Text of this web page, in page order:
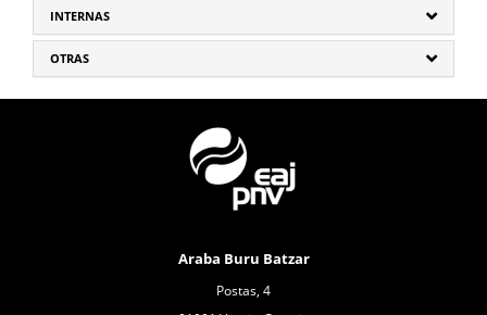
INTERNAS
OTRAS
Araba Buru Batzar
Postas, 4